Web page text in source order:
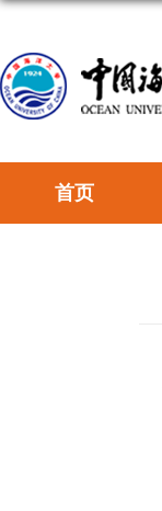
首页